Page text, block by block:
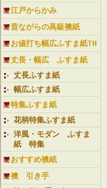
江戸からかみ
昔ながらの高級襖紙
お値打ち幅広ふすま紙TH
丈長・幅広 ふすま紙
丈長ふすま紙
幅広ふすま紙
特集ふすま紙
花柄特集ふすま紙
洋風・モダン ふすま
紙 特集
おすすめ襖紙
襖 引き手